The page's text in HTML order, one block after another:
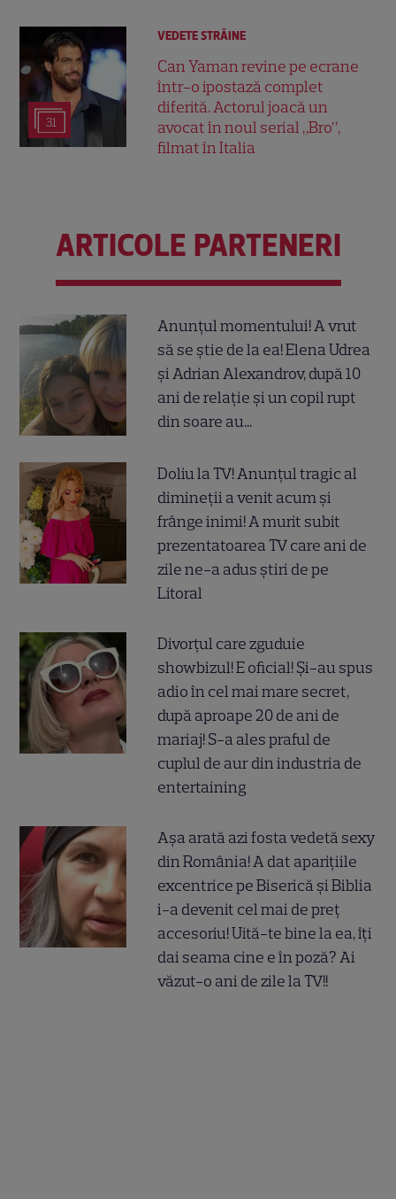
31
VEDETE STRĂINE
Can Yaman revine pe ecrane
într-o ipostază complet
diferită. Actorul joacă un
avocat în noul serial „Bro”,
filmat în Italia
ARTICOLE PARTENERI
Anunțul momentului! A vrut
să se știe de la ea! Elena Udrea
și Adrian Alexandrov, după 10
ani de relație și un copil rupt
din soare au...
Doliu la TV! Anunțul tragic al
dimineții a venit acum și
frânge inimi! A murit subit
prezentatoarea TV care ani de
zile ne-a adus știri de pe
Litoral
Divorțul care zguduie
showbizul! E oficial! Și-au spus
adio în cel mai mare secret,
după aproape 20 de ani de
mariaj! S-a ales praful de
cuplul de aur din industria de
entertaining
Așa arată azi fosta vedetă sexy
din România! A dat aparițiile
excentrice pe Biserică și Biblia
i-a devenit cel mai de preț
accesoriu! Uită-te bine la ea, îți
dai seama cine e în poză? Ai
văzut-o ani de zile la TV!!